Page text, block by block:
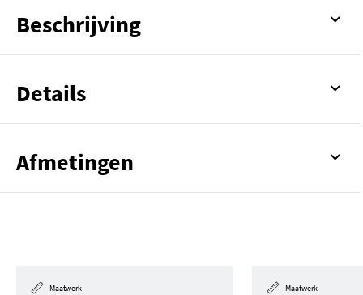
Beschrijving
Details
Afmetingen
Maatwerk Maatwerk